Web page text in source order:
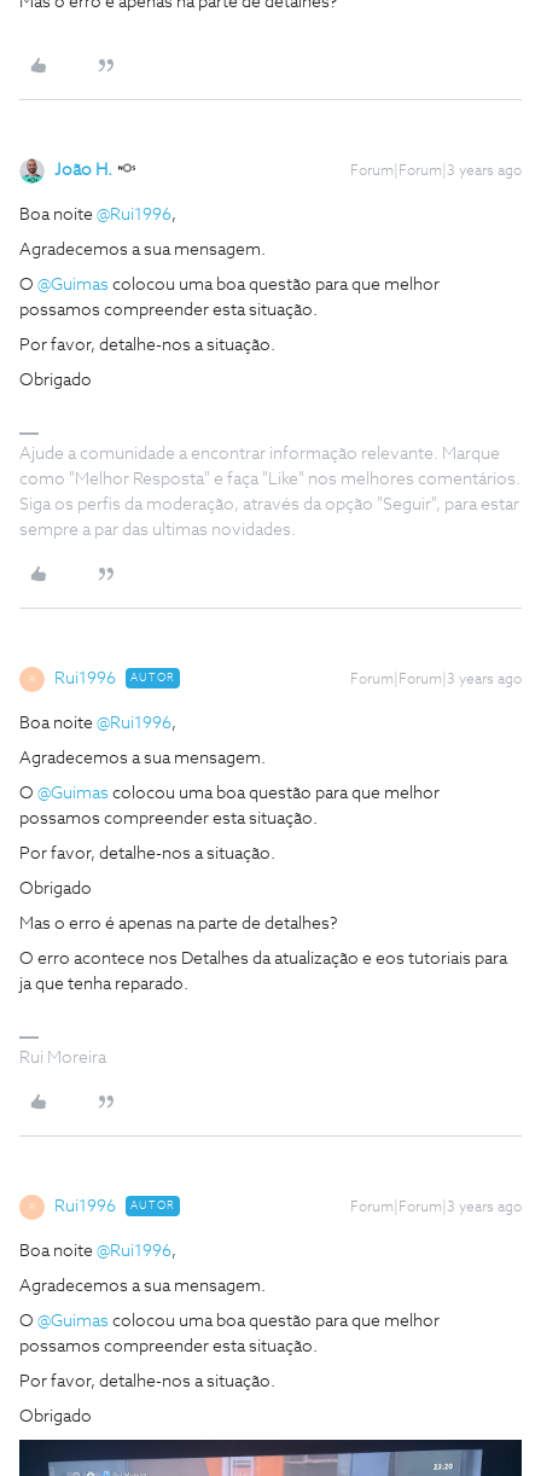
João H. Forum|Forum|3 years ago
Boa noite @Rui1996,
Agradecemos a sua mensagem.
O @Guimas colocou uma boa questão para que melhor
possamos compreender esta situação.
Por favor, detalhe-nos a situação.
Obrigado
Ajude a comunidade a encontrar informação relevante. Marque
como "Melhor Resposta" e faça "Like" nos melhores comentários.
Siga os perfis da moderação, através da opção "Seguir", para estar
sempre a par das ultimas novidades.
R Rui1996 AUTOR Forum|Forum|3 years ago
Boa noite @Rui1996,
Agradecemos a sua mensagem.
O @Guimas colocou uma boa questão para que melhor
possamos compreender esta situação.
Por favor, detalhe-nos a situação.
Obrigado
Mas o erro é apenas na parte de detalhes?
O erro acontece nos Detalhes da atualização e eos tutoriais para
ja que tenha reparado.
Rui Moreira
R Rui1996 AUTOR Forum|Forum|3 years ago
Boa noite @Rui1996,
Agradecemos a sua mensagem.
O @Guimas colocou uma boa questão para que melhor
possamos compreender esta situação.
Por favor, detalhe-nos a situação.
Obrigado